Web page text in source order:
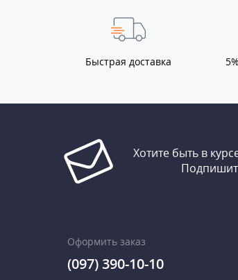
Быстрая доставка
Хотите быть в
Оформить заказ
(097) 390-10-10